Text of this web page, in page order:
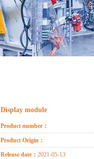
Display module
Product number：
Product Origin：
Release date： 2021-05-13